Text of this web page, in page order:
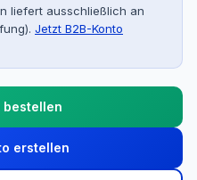
liefert ausschließlich an
Jetzt B2B-Konto
bestellen
erstellen